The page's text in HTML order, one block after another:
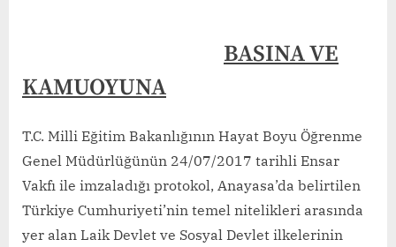
BASINA VE
KAMUOYUNA
T.C. Milli Eğitim Bakanlığının Hayat Boyu Öğrenme
Genel Müdürlüğünün 24/07/2017 tarihli Ensar
Vakfı ile imzaladığı protokol, Anayasa’da belirtilen
Türkiye Cumhuriyeti’nin temel nitelikleri arasında
yer alan Laik Devlet ve Sosyal Devlet ilkelerinin